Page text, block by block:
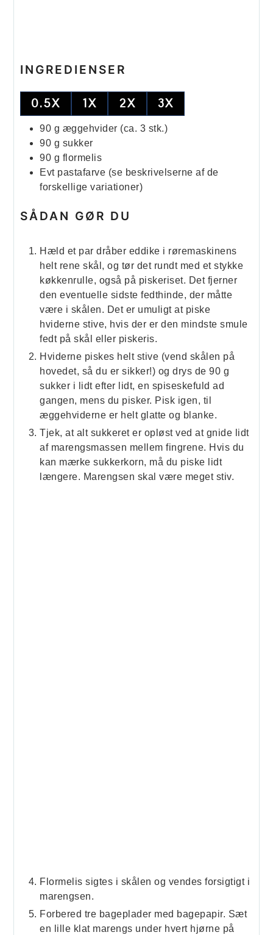
INGREDIENSER
0.5X 1X 2X 3X
90 g æggehvider (ca. 3 stk.)
90 g sukker
90 g flormelis
Evt pastafarve (se beskrivelserne af de
forskellige variationer)
SÅDAN GØR DU
Hæld et par dråber eddike i røremaskinens
helt rene skål, og tør det rundt med et stykke
køkkenrulle, også på piskeriset. Det fjerner
den eventuelle sidste fedthinde, der måtte
være i skålen. Det er umuligt at piske
hviderne stive, hvis der er den mindste smule
fedt på skål eller piskeris.
Hviderne piskes helt stive (vend skålen på
hovedet, så du er sikker!) og drys de 90 g
sukker i lidt efter lidt, en spiseskefuld ad
gangen, mens du pisker. Pisk igen, til
æggehviderne er helt glatte og blanke.
Tjek, at alt sukkeret er opløst ved at gnide lidt
af marengsmassen mellem fingrene. Hvis du
kan mærke sukkerkorn, må du piske lidt
længere. Marengsen skal være meget stiv.
Flormelis sigtes i skålen og vendes forsigtigt i
marengsen.
Forbered tre bageplader med bagepapir. Sæt
en lille klat marengs under hvert hjørne på